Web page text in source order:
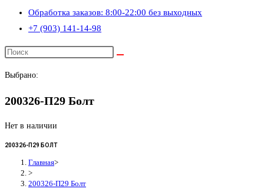
Обработка заказов: 8:00-22:00 без выходных
+7 (903) 141-14-98
Выбрано:
200326-П29 Болт
Нет в наличии
200326-П29 БОЛТ
Главная>
>
200326-П29 Болт